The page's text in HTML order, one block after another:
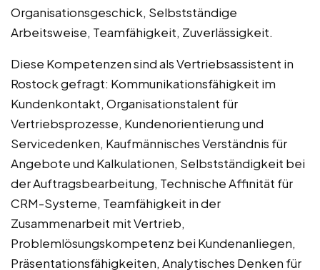
Organisationsgeschick, Selbstständige
Arbeitsweise, Teamfähigkeit, Zuverlässigkeit.
Diese Kompetenzen sind als Vertriebsassistent in
Rostock gefragt: Kommunikationsfähigkeit im
Kundenkontakt, Organisationstalent für
Vertriebsprozesse, Kundenorientierung und
Servicedenken, Kaufmännisches Verständnis für
Angebote und Kalkulationen, Selbstständigkeit bei
der Auftragsbearbeitung, Technische Affinität für
CRM-Systeme, Teamfähigkeit in der
Zusammenarbeit mit Vertrieb,
Problemlösungskompetenz bei Kundenanliegen,
Präsentationsfähigkeiten, Analytisches Denken für